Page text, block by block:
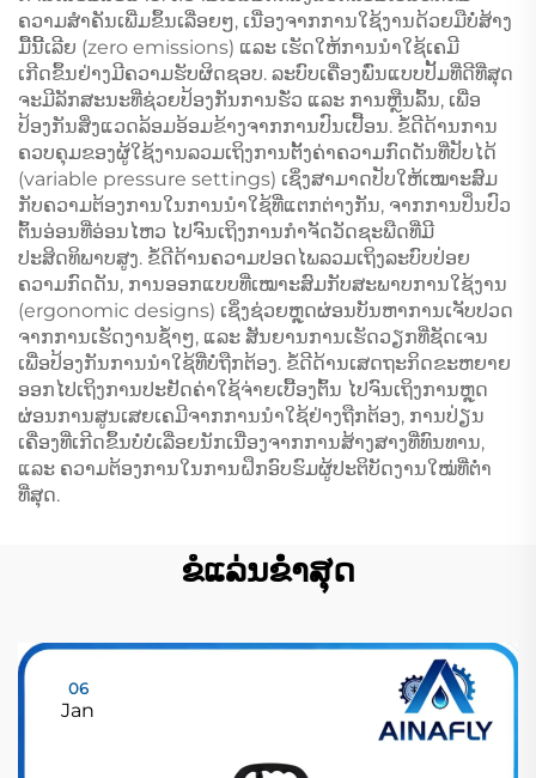
ຄວາມສຳຄັນເພີ່ມຂຶ້ນເລື່ອຍໆ, ເນື່ອງຈາກການໃຊ້ງານດ້ວຍມືບໍ່ສ້າງ
ມື້ນີ້ເລີຍ (zero emissions) ແລະ ເຮັດໃຫ້ການນຳໃຊ້ເຄມີ
ເກີດຂຶ້ນຢ່າງມີຄວາມຮັບຜິດຊອບ. ລະບົບເຄື່ອງພົ່ນແບບປັ້ມທີ່ດີທີ່ສຸດ
ຈະມີລັກສະນະທີ່ຊ່ວຍປ້ອງກັນການຮັ່ວ ແລະ ການຫຼືນລົ້ນ, ເພື່ອ
ປ້ອງກັນສິ່ງແວດລ້ອມອ້ອມຂ້າງຈາກການປົນເປື້ອນ. ຂໍ້ດີດ້ານການ
ຄວບຄຸມຂອງຜູ້ໃຊ້ງານລວມເຖິງການຕັ້ງຄ່າຄວາມກົດດັນທີ່ປັບໄດ້
(variable pressure settings) ເຊິ່ງສາມາດປັບໃຫ້ເໝາະສົມ
ກັບຄວາມຕ້ອງການໃນການນຳໃຊ້ທີ່ແຕກຕ່າງກັນ, ຈາກການປິ່ນປົວ
ຕົ້ນອ່ອນທີ່ອ່ອນໄຫວ ໄປຈົນເຖິງການກຳຈັດວັດຊະພືດທີ່ມີ
ປະສິດທິພາບສູງ. ຂໍ້ດີດ້ານຄວາມປອດໄພລວມເຖິງລະບົບປ່ອຍ
ຄວາມກົດດັນ, ການອອກແບບທີ່ເໝາະສົມກັບສະພາບການໃຊ້ງານ
(ergonomic designs) ເຊິ່ງຊ່ວຍຫຼຸດຜ່ອນບັນຫາການເຈັບປວດ
ຈາກການເຮັດງານຊ້ຳໆ, ແລະ ສັນຍານການເຮັດວຽກທີ່ຊັດເຈນ
ເພື່ອປ້ອງກັນການນຳໃຊ້ທີ່ບໍ່ຖືກຕ້ອງ. ຂໍ້ດີດ້ານເສດຖະກິດຂະຫຍາຍ
ອອກໄປເຖິງການປະຢັດຄ່າໃຊ້ຈ່າຍເບື້ອງຕົ້ນ ໄປຈົນເຖິງການຫຼຸດ
ຜ່ອນການສູນເສຍເຄມີຈາກການນຳໃຊ້ຢ່າງຖືກຕ້ອງ, ການປ່ຽນ
ເຄື່ອງທີ່ເກີດຂຶ້ນບໍ່ບໍ່ເລື່ອຍນັກເນື່ອງຈາກການສ້າງສາງທີ່ທົນທານ,
ແລະ ຄວາມຕ້ອງການໃນການຝຶກອົບຮົມຜູ້ປະຕິບັດງານໃໝ່ທີ່ຕ່ຳ
ທີ່ສຸດ.
ຂໍແລ່ນຂໍໍ່າສຸດ
06
Jan